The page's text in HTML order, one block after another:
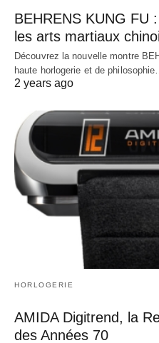
BEHRENS KUNG FU
les arts martiaux
Découvrez la nouvelle montre
haute horlogerie et de
2 years ago
HORLOGERIE
AMIDA Digitrend, la
des Années 70